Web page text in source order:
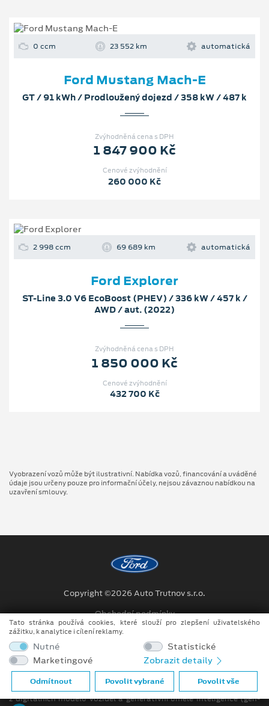
0 ccm 23 552 km automatická
Ford Mustang Mach-E
GT / 91 kWh / Prodloužený dojezd / 358 kW / 487 k
Zvýhodněná cena s DPH
1 847 900 Kč
Cenové zvýhodnění
260 000 Kč
2 998 ccm 69 689 km automatická
Ford Explorer
ST-Line 3.0 V6 EcoBoost (PHEV) / 336 kW / 457 k /
AWD / aut. (2022)
Zvýhodněná cena s DPH
1 850 000 Kč
Cenové zvýhodnění
432 700 Kč
Vyobrazení vozů může být ilustrativní. Nabídka vozů, financování a uváděné
údaje jsou určeny pouze pro informační účely, nejsou závaznou nabídkou na
uzavření smlouvy.
Copyright ©2026 Auto Trutnov s.r.o.
Obchodní podmínky
Ochrana osobních údajů
Prohlášení o zpracování údajů konečných zákazníků
Při tvorbě videí a obrázků na tomto webu je využíváno kombinace
tradičních fotografií či videí, počítačem generovaných snímků (CGI)
z digitálních modelů vozidel a generativní umělé inteligence (gen-
Tato stránka používá cookies, které slouží pro zlepšení uživatelského
zážitku, k analytice i cílení reklamy.
Nutné
Statistické
Marketingové
Zobrazit detaily
Odmítnout Povolit vybrané Povolit vše